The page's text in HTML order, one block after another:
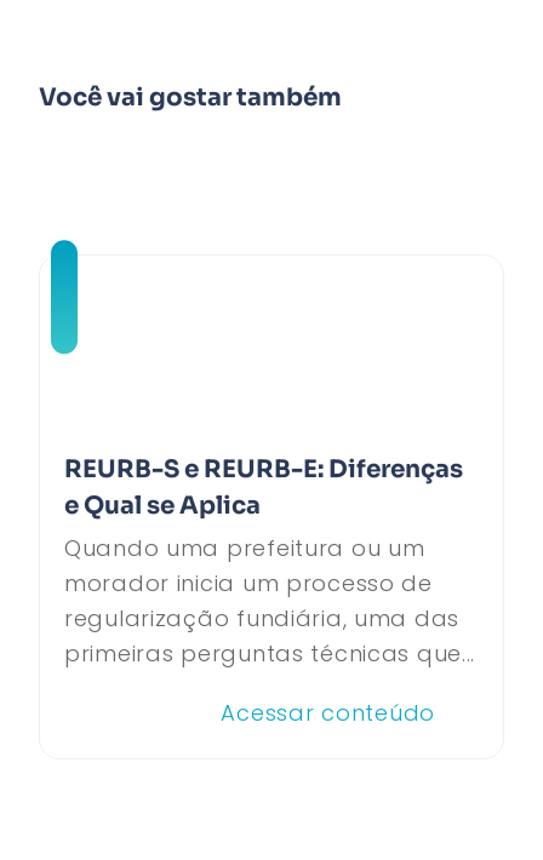
Você vai gostar também
REURB-S e REURB-E: Diferenças
e Qual se Aplica
Quando uma prefeitura ou um
morador inicia um processo de
regularização fundiária, uma das
primeiras perguntas técnicas que...
Acessar conteúdo